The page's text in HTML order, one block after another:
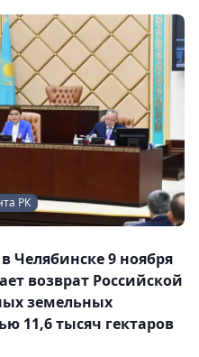
РК
Челябинске 9 ноября
возврат Российской
земельных
11,6 тысяч гектаров